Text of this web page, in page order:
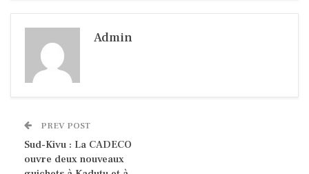
Admin
PREV POST
Sud-Kivu : La CADECO
ouvre deux nouveaux